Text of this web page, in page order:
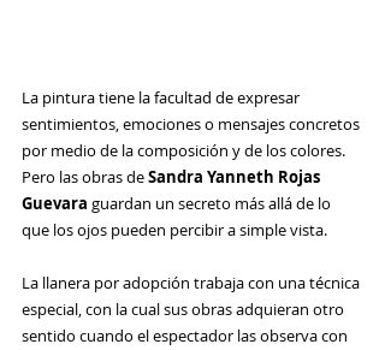
La pintura tiene la facultad de expresar
sentimientos, emociones o mensajes concretos
por medio de la composición y de los colores.
Pero las obras de Sandra Yanneth Rojas
Guevara guardan un secreto más allá de lo
que los ojos pueden percibir a simple vista.
La llanera por adopción trabaja con una técnica
especial, con la cual sus obras adquieran otro
sentido cuando el espectador las observa con